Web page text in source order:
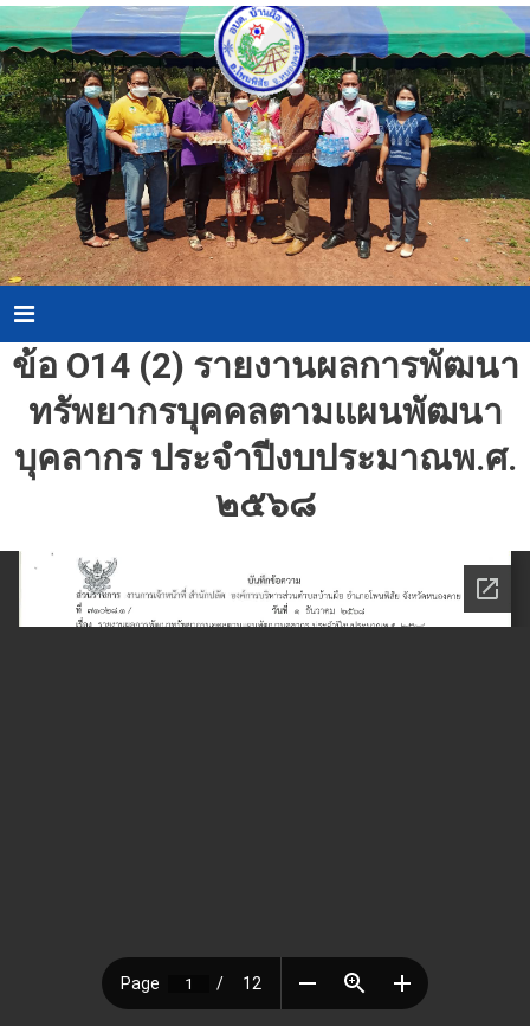
Skip
to
content
Menu
ข้อ O14 (2) รายงานผลการพัฒนา
ทรัพยากรบุคคลตามแผนพัฒนา
บุคลากร ประจําปีงบประมาณพ.ศ.
๒๕๖๘